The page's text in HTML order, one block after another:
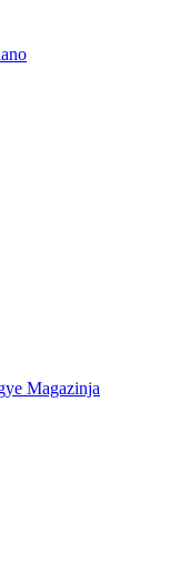
Magazinja